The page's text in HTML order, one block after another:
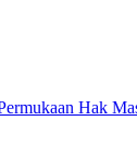
Hak